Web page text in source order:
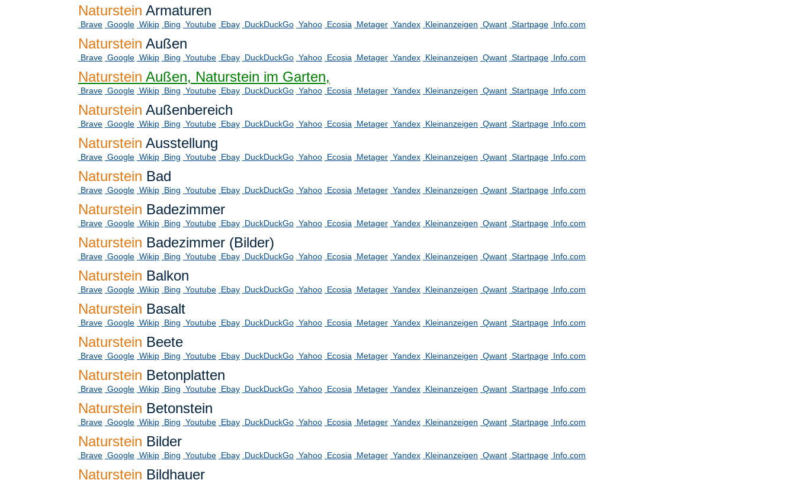
Naturstein Armaturen
Brave Google Wikip Bing Youtube Ebay DuckDuckGo Yahoo Ecosia Metager Yandex Kleinanzeigen Qwant Startpage Info.com
Naturstein Außen
Brave Google Wikip Bing Youtube Ebay DuckDuckGo Yahoo Ecosia Metager Yandex Kleinanzeigen Qwant Startpage Info.com
Naturstein Außen, Naturstein im Garten,
Brave Google Wikip Bing Youtube Ebay DuckDuckGo Yahoo Ecosia Metager Yandex Kleinanzeigen Qwant Startpage Info.com
Naturstein Außenbereich
Brave Google Wikip Bing Youtube Ebay DuckDuckGo Yahoo Ecosia Metager Yandex Kleinanzeigen Qwant Startpage Info.com
Naturstein Ausstellung
Brave Google Wikip Bing Youtube Ebay DuckDuckGo Yahoo Ecosia Metager Yandex Kleinanzeigen Qwant Startpage Info.com
Naturstein Bad
Brave Google Wikip Bing Youtube Ebay DuckDuckGo Yahoo Ecosia Metager Yandex Kleinanzeigen Qwant Startpage Info.com
Naturstein Badezimmer
Brave Google Wikip Bing Youtube Ebay DuckDuckGo Yahoo Ecosia Metager Yandex Kleinanzeigen Qwant Startpage Info.com
Naturstein Badezimmer (Bilder)
Brave Google Wikip Bing Youtube Ebay DuckDuckGo Yahoo Ecosia Metager Yandex Kleinanzeigen Qwant Startpage Info.com
Naturstein Balkon
Brave Google Wikip Bing Youtube Ebay DuckDuckGo Yahoo Ecosia Metager Yandex Kleinanzeigen Qwant Startpage Info.com
Naturstein Basalt
Brave Google Wikip Bing Youtube Ebay DuckDuckGo Yahoo Ecosia Metager Yandex Kleinanzeigen Qwant Startpage Info.com
Naturstein Beete
Brave Google Wikip Bing Youtube Ebay DuckDuckGo Yahoo Ecosia Metager Yandex Kleinanzeigen Qwant Startpage Info.com
Naturstein Betonplatten
Brave Google Wikip Bing Youtube Ebay DuckDuckGo Yahoo Ecosia Metager Yandex Kleinanzeigen Qwant Startpage Info.com
Naturstein Betonstein
Brave Google Wikip Bing Youtube Ebay DuckDuckGo Yahoo Ecosia Metager Yandex Kleinanzeigen Qwant Startpage Info.com
Naturstein Bilder
Brave Google Wikip Bing Youtube Ebay DuckDuckGo Yahoo Ecosia Metager Yandex Kleinanzeigen Qwant Startpage Info.com
Naturstein Bildhauer